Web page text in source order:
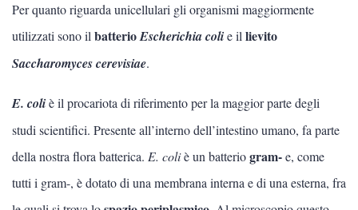
Lingue
Musica
Psicologia e psicoanalisi
SCIENZE
Per quanto riguarda unicellulari gli organismi maggiormente
utilizzati sono il batterioEscherichia colie il lievito
Saccharomyces cerevisiae.
E. coliè il procariota di riferimento per la maggior parte degli
studi scientifici. Presente all’interno dell’intestino umano, fa parte
della nostra flora batterica. E. coliè un batteriogram-e, come
tutti i gram-, è dotato di una membrana interna e di una esterna, fra